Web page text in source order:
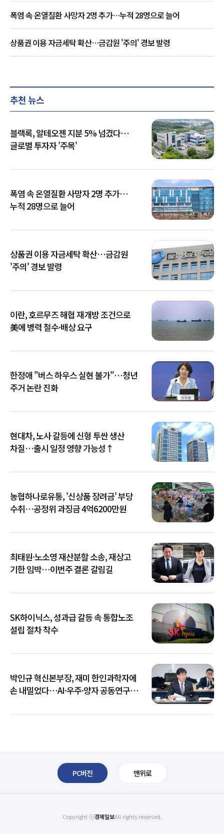
폭염 속 온열질환 사망자 2명 추가…누적 28명으로 늘어
상품권 이용 자금세탁 확산…금감원 '주의' 경보 발령
추천 뉴스
블랙록, 알테오젠 지분 5% 넘겼다…
글로벌 투자자 '주목'
폭염 속 온열질환 사망자 2명 추가…
누적 28명으로 늘어
상품권 이용 자금세탁 확산…금감원
'주의' 경보 발령
이란, 호르무즈 해협 재개방 조건으로
美에 병력 철수·배상 요구
한정애 "버스 하우스 실현 불가"…청년
주거 논란 진화
현대차, 노사 갈등에 신형 투싼 생산
차질…출시 일정 영향 가능성↑
농협하나로유통, '신상품 장려금' 부당
수취…공정위 과징금 4억6200만원
최태원·노소영 재산분할 소송, 재상고
기한 임박…이번주 결론 갈림길
SK하이닉스, 성과급 갈등 속 통합노조
설립 절차 착수
박인규 혁신본부장, 재미 한인과학자에
손 내밀었다…AI·우주·양자 공동연구
PC버전 맨위로
Copyright ⓒ경제일보All rights reserved.